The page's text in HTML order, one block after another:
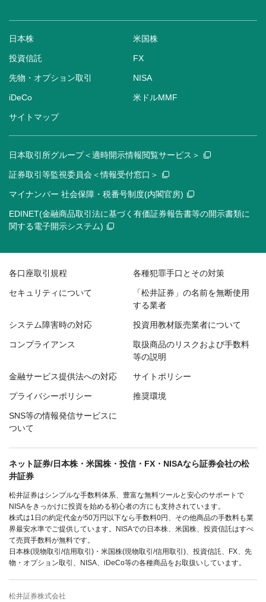
日本株 米国株
投資信託 FX
先物・オプション取引 NISA
iDeCo 米ドルMMF
サイトマップ
日本取引所グループ＜適時開示情報閲覧サービス＞
証券取引等監視委員会＜情報受付窓口＞
マイナンバー 社会保障・税番号制度(内閣官房)
EDINET(金融商品取引法に基づく有価証券報告書等の開示書類に
関する電子開示システム)
各口座取引規程 各種犯罪手口とその対策
セキュリティについて
「松井証券」の名前を無断使用
する業者
システム障害時の対応 投資用教材販売業者について
コンプライアンス
取扱商品のリスクおよび手数料
等の説明
金融サービス提供法への対応 サイトポリシー
プライバシーポリシー 推奨環境
SNS等の情報発信サービスに
ついて
ネット証券/日本株・米国株・投信・FX・NISAなら証券会社の松
井証券
松井証券はシンプルな手数料体系、豊富な無料ツールと安心のサポートで
NISAをきっかけに投資を始める初心者の方にも支持されています。
株式は1日の約定代金が50万円以下なら手数料0円、その他商品の手数料も業
界最安水準でご提供しています。NISAでの日本株、米国株、投資信託はすべ
て売買手数料が無料です。
日本株(現物取引/信用取引)・米国株(現物取引/信用取引)、投資信託、FX、先
物・オプション取引、NISA、iDeCo等の各種商品をお取扱いしています。
松井証券株式会社